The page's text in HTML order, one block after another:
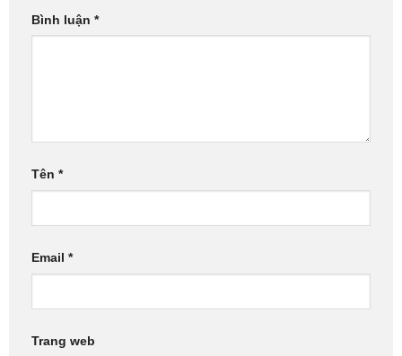
Bình luận *
Tên *
Email *
Trang web